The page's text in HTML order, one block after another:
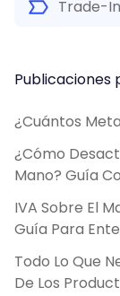
Trade-In
Publicaciones
¿Cuántos
¿Cómo
Mano? Guía
IVA Sobre El
Guía Para
Todo Lo Que
De Los